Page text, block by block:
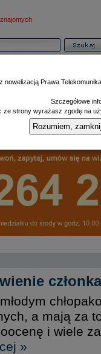
Poczekalnia|
członka
a mają za
i wiele
»
nowelizacją Prawa
Szczegółowe
ze strony wyrażasz zgodę na
Rozumiem,